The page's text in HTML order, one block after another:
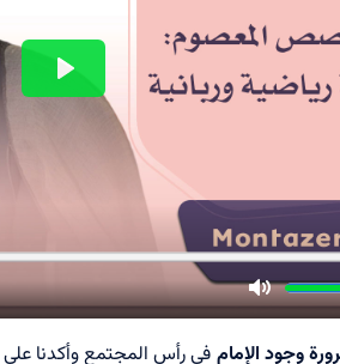
وجود الإمام في رأس المجتمع وأكدنا